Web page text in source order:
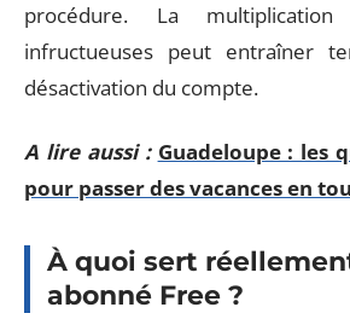
procédure. La
infructueuses peut entraîner
désactivation du compte.
A lire aussi : Guadeloupe : les
pour passer des vacances en
À quoi sert
abonné Free ?